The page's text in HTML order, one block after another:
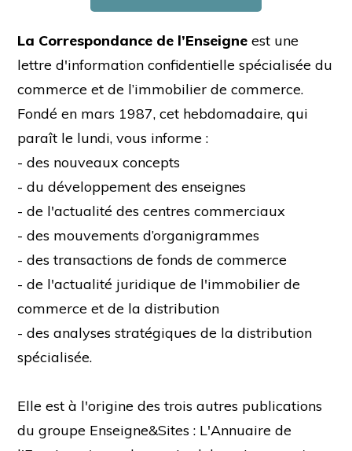
La Correspondance de l’Enseigne est une
lettre d'information confidentielle spécialisée du
commerce et de l’immobilier de commerce.
Fondé en mars 1987, cet hebdomadaire, qui
paraît le lundi, vous informe :
- des nouveaux concepts
- du développement des enseignes
- de l'actualité des centres commerciaux
- des mouvements d’organigrammes
- des transactions de fonds de commerce
- de l'actualité juridique de l'immobilier de
commerce et de la distribution
- des analyses stratégiques de la distribution
spécialisée.
Elle est à l'origine des trois autres publications
du groupe Enseigne&Sites : L'Annuaire de